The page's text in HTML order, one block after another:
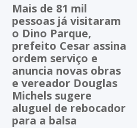
Mais de 81 mil
pessoas já visitaram
o Dino Parque,
prefeito Cesar assina
ordem serviço e
anuncia novas obras
e vereador Douglas
Michels sugere
aluguel de rebocador
para a balsa